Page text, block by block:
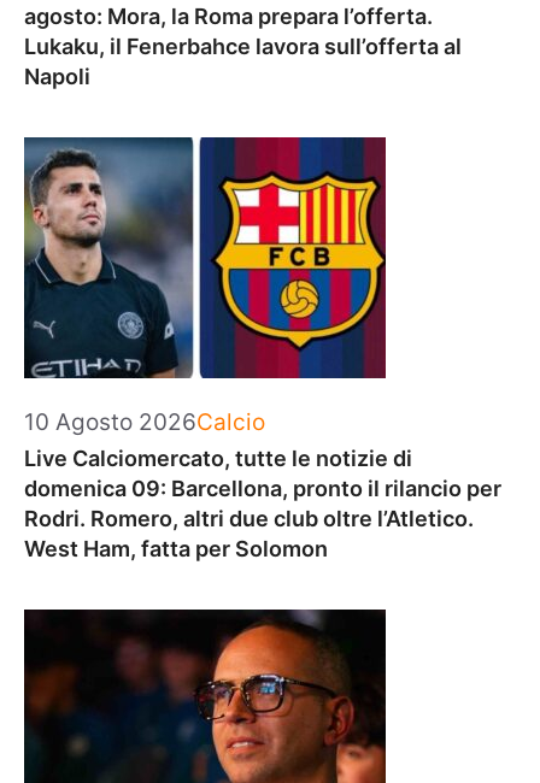
agosto: Mora, la Roma prepara l’offerta.
Lukaku, il Fenerbahce lavora sull’offerta al
Napoli
10 Agosto 2026Categorie
Calcio
Live Calciomercato, tutte le notizie di
domenica 09: Barcellona, pronto il rilancio per
Rodri. Romero, altri due club oltre l’Atletico.
West Ham, fatta per Solomon